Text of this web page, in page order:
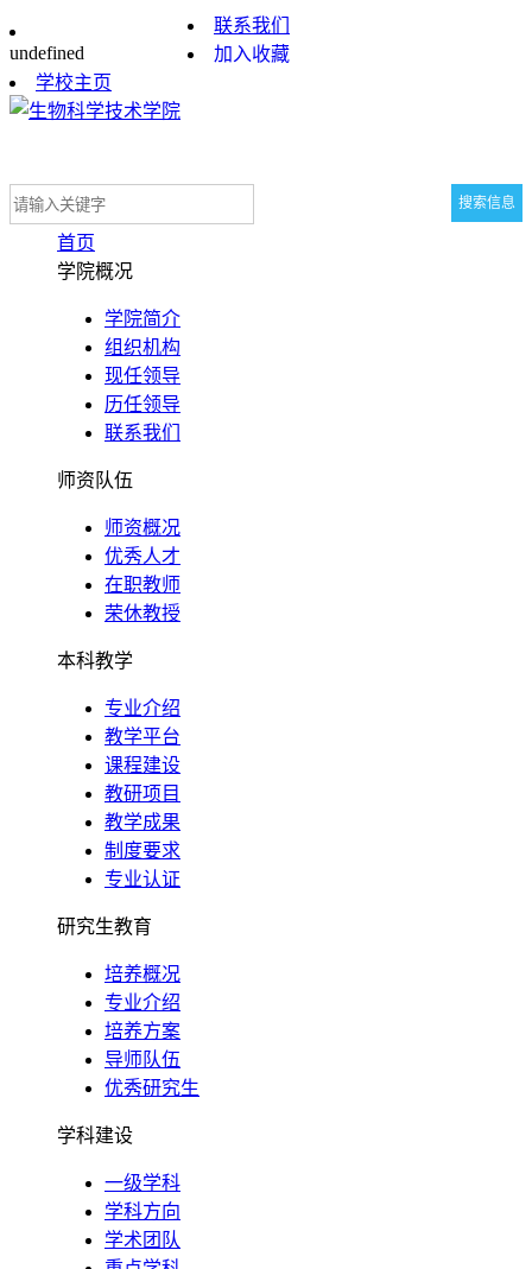
undefined
联系我们
加入收藏
学校主页
首页
学院概况
学院简介
组织机构
现任领导
历任领导
联系我们
师资队伍
师资概况
优秀人才
在职教师
荣休教授
本科教学
专业介绍
教学平台
课程建设
教研项目
教学成果
制度要求
专业认证
研究生教育
培养概况
专业介绍
培养方案
导师队伍
优秀研究生
学科建设
一级学科
学科方向
学术团队